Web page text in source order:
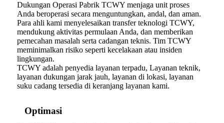
Dukungan Operasi Pabrik TCWY menjaga unit proses
Anda beroperasi secara menguntungkan, andal, dan aman.
Para ahli kami menyelesaikan transfer teknologi TCWY,
mendukung aktivitas permulaan Anda, dan memberikan
pemecahan masalah serta cadangan teknis. Tim TCWY
meminimalkan risiko seperti kecelakaan atau insiden
lingkungan.
TCWY adalah penyedia layanan terpadu, Layanan teknik,
layanan dukungan jarak jauh, layanan di lokasi, layanan
suku cadang tersedia di keranjang layanan kami.
Optimasi